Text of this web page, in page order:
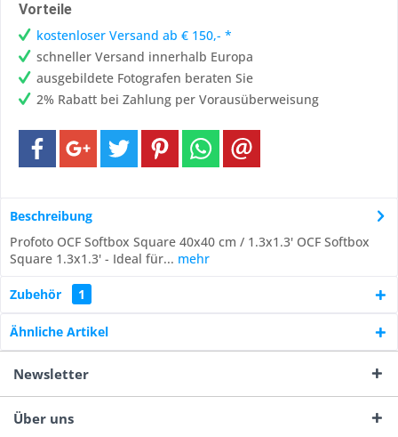
Vorteile
kostenloser Versand ab € 150,- *
schneller Versand innerhalb Europa
ausgebildete Fotografen beraten Sie
2% Rabatt bei Zahlung per Vorausüberweisung
Beschreibung
Profoto OCF Softbox Square 40x40 cm / 1.3x1.3' OCF Softbox
Square 1.3x1.3' - Ideal für... mehr
Zubehör 1
Ähnliche Artikel
Newsletter
Über uns